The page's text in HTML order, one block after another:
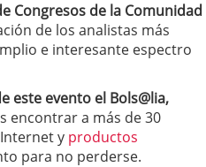
3 de octubre de 2025
Congresos de la Comunidad
de los analistas más
e interesante espectro
este evento el Bols@lia,
encontrar a más de 30
y productos
para no perderse.